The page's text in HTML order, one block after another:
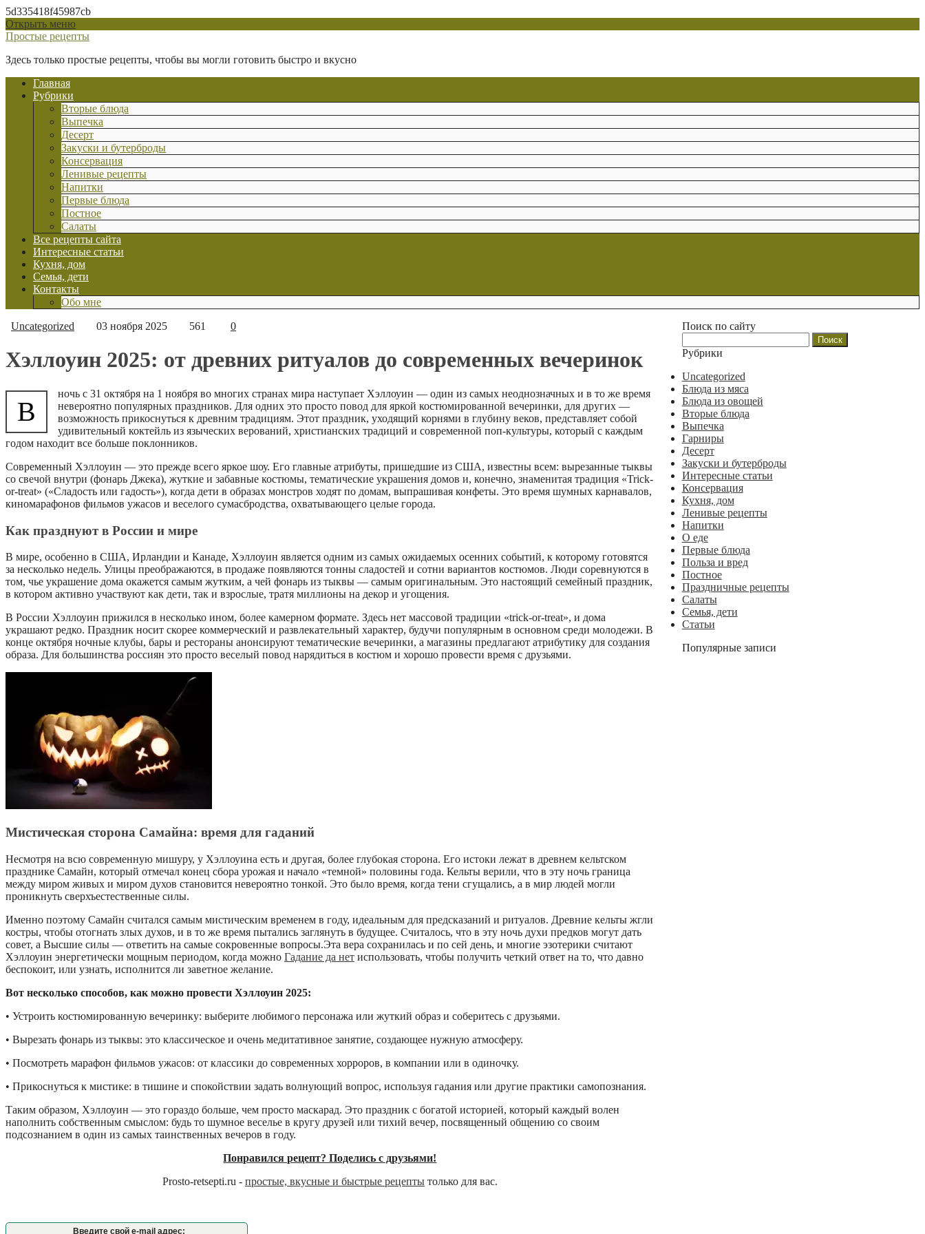
5d335418f45987cb
Открыть меню
Простые рецепты
Здесь только простые рецепты, чтобы вы могли готовить быстро и вкусно
Главная
Рубрики
Вторые блюда
Выпечка
Десерт
Закуски и бутерброды
Консервация
Ленивые рецепты
Напитки
Первые блюда
Постное
Салаты
Все рецепты сайта
Интересные статьи
Кухня, дом
Семья, дети
Контакты
Обо мне
Uncategorized 03 ноября 2025 561 0
Хэллоуин 2025: от древних ритуалов до современных вечеринок
В
ночь с 31 октября на 1 ноября во многих странах мира наступает Хэллоуин — один из самых неоднозначных и в то же время
невероятно популярных праздников. Для одних это просто повод для яркой костюмированной вечеринки, для других —
возможность прикоснуться к древним традициям. Этот праздник, уходящий корнями в глубину веков, представляет собой
удивительный коктейль из языческих верований, христианских традиций и современной поп-культуры, который с каждым
годом находит все больше поклонников.
Современный Хэллоуин — это прежде всего яркое шоу. Его главные атрибуты, пришедшие из США, известны всем: вырезанные тыквы
со свечой внутри (фонарь Джека), жуткие и забавные костюмы, тематические украшения домов и, конечно, знаменитая традиция «Trick-
or-treat» («Сладость или гадость»), когда дети в образах монстров ходят по домам, выпрашивая конфеты. Это время шумных карнавалов,
киномарафонов фильмов ужасов и веселого сумасбродства, охватывающего целые города.
Как празднуют в России и мире
В мире, особенно в США, Ирландии и Канаде, Хэллоуин является одним из самых ожидаемых осенних событий, к которому готовятся
за несколько недель. Улицы преображаются, в продаже появляются тонны сладостей и сотни вариантов костюмов. Люди соревнуются в
том, чье украшение дома окажется самым жутким, а чей фонарь из тыквы — самым оригинальным. Это настоящий семейный праздник,
в котором активно участвуют как дети, так и взрослые, тратя миллионы на декор и угощения.
В России Хэллоуин прижился в несколько ином, более камерном формате. Здесь нет массовой традиции «trick-or-treat», и дома
украшают редко. Праздник носит скорее коммерческий и развлекательный характер, будучи популярным в основном среди молодежи. В
конце октября ночные клубы, бары и рестораны анонсируют тематические вечеринки, а магазины предлагают атрибутику для создания
образа. Для большинства россиян это просто веселый повод нарядиться в костюм и хорошо провести время с друзьями.
Мистическая сторона Самайна: время для гаданий
Несмотря на всю современную мишуру, у Хэллоуина есть и другая, более глубокая сторона. Его истоки лежат в древнем кельтском
празднике Самайн, который отмечал конец сбора урожая и начало «темной» половины года. Кельты верили, что в эту ночь граница
между миром живых и миром духов становится невероятно тонкой. Это было время, когда тени сгущались, а в мир людей могли
проникнуть сверхъестественные силы.
Именно поэтому Самайн считался самым мистическим временем в году, идеальным для предсказаний и ритуалов. Древние кельты жгли
костры, чтобы отогнать злых духов, и в то же время пытались заглянуть в будущее. Считалось, что в эту ночь духи предков могут дать
совет, а Высшие силы — ответить на самые сокровенные вопросы.Эта вера сохранилась и по сей день, и многие эзотерики считают
Хэллоуин энергетически мощным периодом, когда можно Гадание да нет использовать, чтобы получить четкий ответ на то, что давно
беспокоит, или узнать, исполнится ли заветное желание.
Вот несколько способов, как можно провести Хэллоуин 2025:
• Устроить костюмированную вечеринку: выберите любимого персонажа или жуткий образ и соберитесь с друзьями.
• Вырезать фонарь из тыквы: это классическое и очень медитативное занятие, создающее нужную атмосферу.
• Посмотреть марафон фильмов ужасов: от классики до современных хорроров, в компании или в одиночку.
• Прикоснуться к мистике: в тишине и спокойствии задать волнующий вопрос, используя гадания или другие практики самопознания.
Таким образом, Хэллоуин — это гораздо больше, чем просто маскарад. Это праздник с богатой историей, который каждый волен
наполнить собственным смыслом: будь то шумное веселье в кругу друзей или тихий вечер, посвященный общению со своим
подсознанием в один из самых таинственных вечеров в году.
Понравился рецепт? Поделись с друзьями!
Prosto-retsepti.ru - простые, вкусные и быстрые рецептытолько для вас.
Введите свой e-mail адрес:
Поиск по сайту
Рубрики
Uncategorized
Блюда из мяса
Блюда из овощей
Вторые блюда
Выпечка
Гарниры
Десерт
Закуски и бутерброды
Интересные статьи
Консервация
Кухня, дом
Ленивые рецепты
Напитки
О еде
Первые блюда
Польза и вред
Постное
Праздничные рецепты
Салаты
Семья, дети
Статьи
Популярные записи